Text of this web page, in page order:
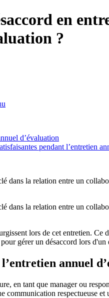
en
?
d’évaluation
pendant l’entretien
dans la relation entre un
dans la relation entre un
lors de cet entretien.
gérer un désaccord lors
annuel
en tant que manager ou
communication respectueuse